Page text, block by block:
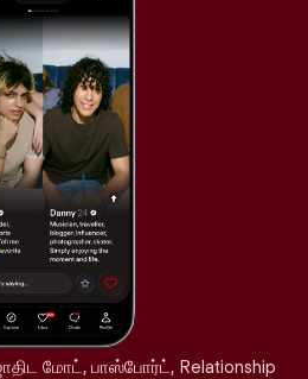
மோட், பாஸ்போர்ட், Relationship